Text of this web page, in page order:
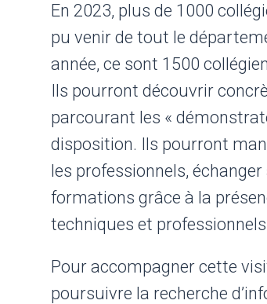
En 2023, plus de 1000
pu venir de tout le
année, ce sont 1500
Ils pourront découvrir
parcourant les «
disposition. Ils pourront
les professionnels,
formations grâce à la
techniques et
Pour accompagner cette
poursuivre la recherche